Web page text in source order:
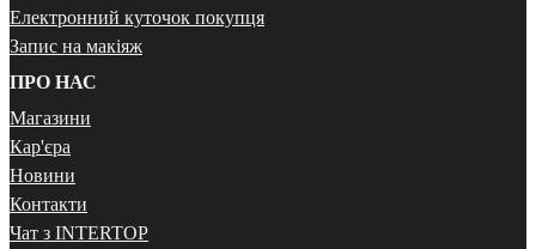
Електронний куточок покупця
Запис на макіяж
ПРО НАС
Магазини
Кар'єра
Новини
Контакти
Чат з INTERTOP